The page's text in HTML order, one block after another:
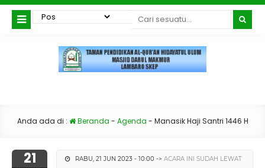
Anda ada di : Beranda - Agenda - Manasik Haji Santri 1446 H
21 RABU, 21 JUN 2023 - 10:00 -> ACARA INI SUDAH LEWAT